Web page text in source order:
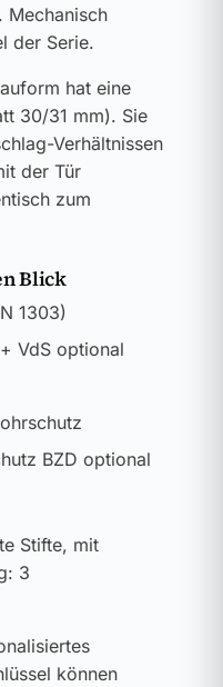
Mechanisch
der Serie.
hat eine
30/31 mm). Sie
Verhältnissen
der Tür
zum
Blick
1303)
VdS optional
BZD optional
Stifte, mit
3
können